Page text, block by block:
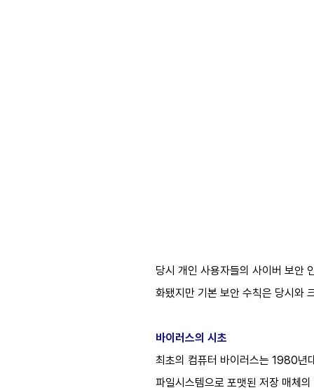
당시 개인 사용자들의 사이버 보안
화됐지만 기본 보안 수칙은 당시와
바이러스의 시초
최초의 컴퓨터 바이러스는 1980년
파일시스템으로 포맷된 저장 매체